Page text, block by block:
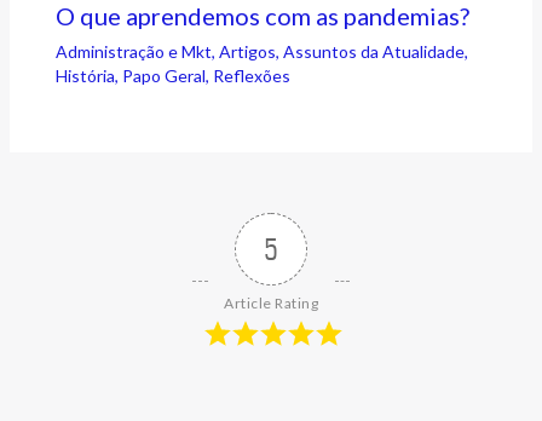
O que aprendemos com as pandemias?
Administração e Mkt, Artigos, Assuntos da Atualidade,
História, Papo Geral, Reflexões
5
Article Rating